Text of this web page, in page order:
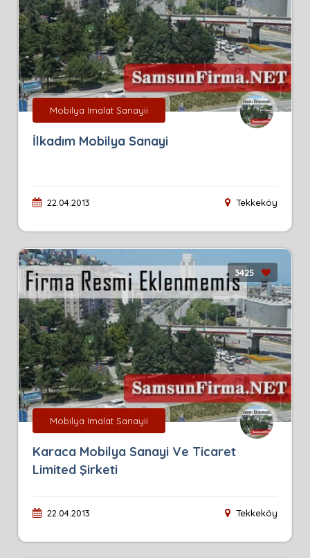
Mobilya Imalat Sanayii
İlkadım Mobilya Sanayi
22.04.2013 Tekkeköy
3425
Mobilya Imalat Sanayii
Karaca Mobilya Sanayi Ve Ticaret
Limited Şirketi
22.04.2013 Tekkeköy